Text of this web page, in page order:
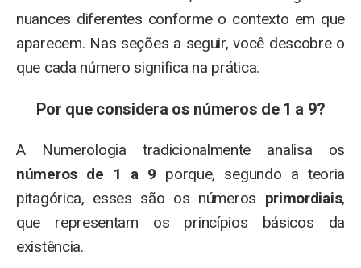
nuances diferentes conforme o contexto em que
aparecem. Nas seções a seguir, você descobre o
que cada número significa na prática.
Por que considera os números de 1 a 9?
A Numerologia tradicionalmente analisa os
números de 1 a 9 porque, segundo a teoria
pitagórica, esses são os números primordiais,
que representam os princípios básicos da
existência.